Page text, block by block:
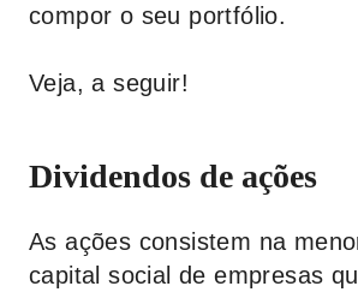
compor o seu portfólio.
Veja, a seguir!
Dividendos de ações
As ações consistem na
capital social de empresas